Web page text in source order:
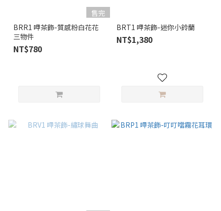
售完
BRR1 呷茶飾-質感粉白花花
三物件
NT$780
BRT1 呷茶飾-迷你小鈴蘭
NT$1,380